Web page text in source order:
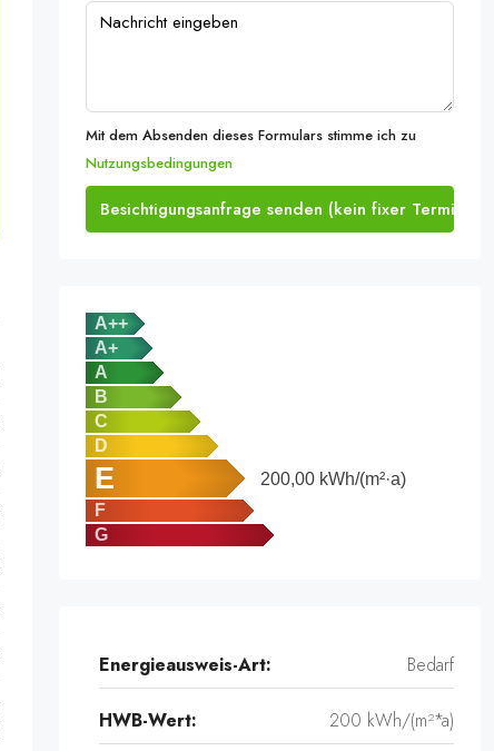
Mit dem Absenden dieses Formulars stimme ich zu
Nutzungsbedingungen
Besichtigungsanfrage senden (kein fixer Termin)
A++
A+
A
B
C
D
E 200,00 kWh/(m²·a)
F
G
Energieausweis-Art: Bedarf
HWB-Wert: 200 kWh/(m²*a)